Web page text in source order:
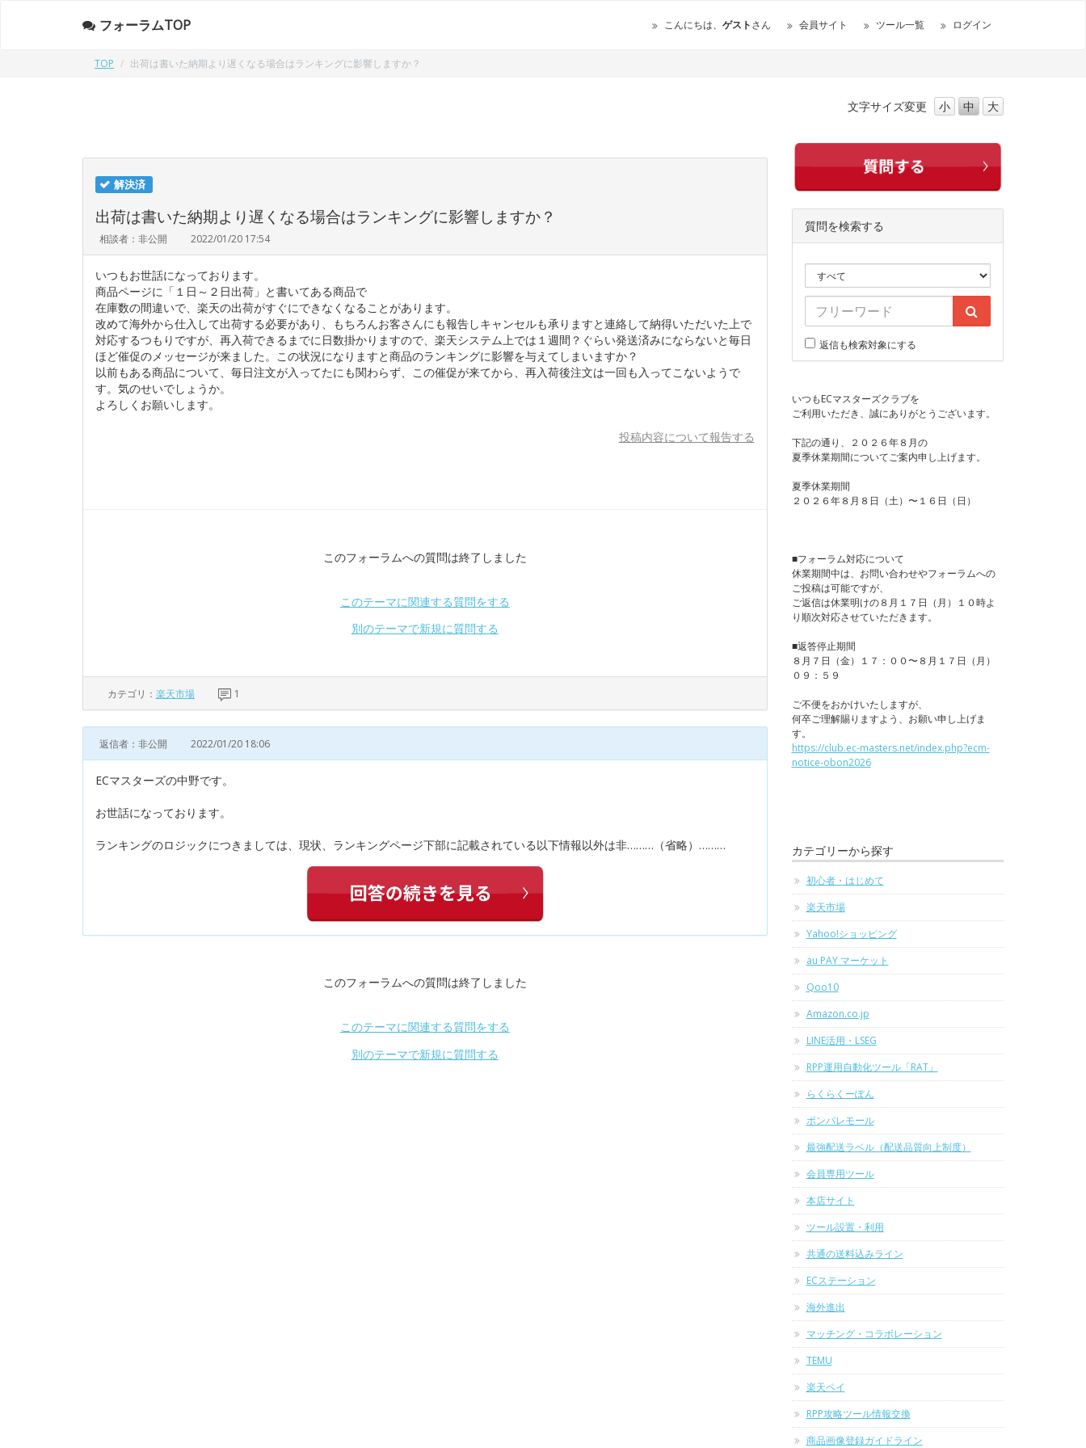
フォーラムTOP こんにちは、 ゲストさん 会員サイト ツール一覧 ログイン
TOP 出荷は書いた納期より遅くなる場合はランキングに影響しますか？
文字サイズ変更 小 中 大
解決済
出荷は書いた納期より遅くなる場合はランキングに影響しますか？
相談者：非公開 2022/01/20 17:54
いつもお世話になっております。
商品ページに「１日～２日出荷」と書いてある商品で
在庫数の間違いで、楽天の出荷がすぐにできなくなることがあります。
改めて海外から仕入して出荷する必要があり、もちろんお客さんにも報告しキャンセルも承りますと連絡して納得いただいた上で
対応するつもりですが、再入荷できるまでに日数掛かりますので、楽天システム上では１週間？ぐらい発送済みにならないと毎日
ほど催促のメッセージが来ました。この状況になりますと商品のランキングに影響を与えてしまいますか？
以前もある商品について、毎日注文が入ってたにも関わらず、この催促が来てから、再入荷後注文は一回も入ってこないようで
す。気のせいでしょうか。
よろしくお願いします。
投稿内容について報告する
このフォーラムへの質問は終了しました
このテーマに関連する質問をする
別のテーマで新規に質問する
カテゴリ： 楽天市場 1
返信者：非公開 2022/01/20 18:06
ECマスターズの中野です。
お世話になっております。
ランキングのロジックにつきましては、現状、ランキングページ下部に記載されている以下情報以外は非………（省略）………
このフォーラムへの質問は終了しました
このテーマに関連する質問をする
別のテーマで新規に質問する
質問を検索する
返信も検索対象にする
いつもECマスターズクラブを
ご利用いただき、誠にありがとうございます。
下記の通り、２０２６年８月の
夏季休業期間についてご案内申し上げます。
夏季休業期間
２０２６年８月８日（土）〜１６日（日）
■フォーラム対応について
休業期間中は、お問い合わせやフォーラムへの
ご投稿は可能ですが、
ご返信は休業明けの８月１７日（月）１０時よ
り順次対応させていただきます。
■返答停止期間
８月７日（金）１７：００〜８月１７日（月）
０９：５９
ご不便をおかけいたしますが、
何卒ご理解賜りますよう、お願い申し上げま
す。
https://club.ec-masters.net/index.php?ecm-
notice-obon2026
カテゴリーから探す
初心者・はじめて
楽天市場
Yahoo!ショッピング
au PAY マーケット
Qoo10
Amazon.co.jp
LINE活用・LSEG
RPP運用自動化ツール「RAT」
らくらくーぽん
ポンパレモール
最強配送ラベル（配送品質向上制度）
会員専用ツール
本店サイト
ツール設置・利用
共通の送料込みライン
ECステーション
海外進出
マッチング・コラボレーション
TEMU
楽天ペイ
RPP攻略ツール情報交換
商品画像登録ガイドライン